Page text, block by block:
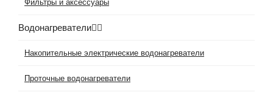
Фильтры и аксессуары
Водонагреватели
Накопительные электрические водонагреватели
Проточные водонагреватели